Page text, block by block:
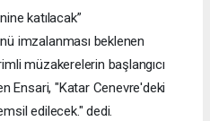
katılacak”
imzalanması beklenen
müzakerelerin başlangıcı
Ensari, "Katar Cenevre'deki
edilecek." dedi.